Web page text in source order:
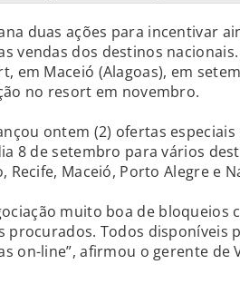
duas ações para incentivar
vendas dos destinos
em Maceió (Alagoas), em
no resort em novembro.
ontem (2) ofertas especiais
8 de setembro para vários
Recife, Maceió, Porto Alegre e
muito boa de bloqueios
procurados. Todos disponíveis
on-line”, afirmou o gerente de